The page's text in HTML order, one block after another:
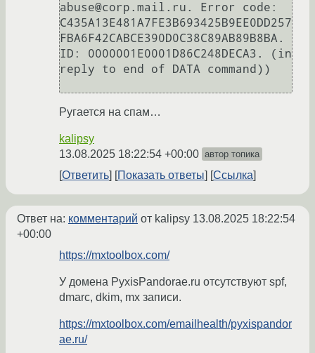
abuse@corp.mail.ru. Error code:
C435A13E481A7FE3B693425B9EE0DD257
FBA6F42CABCE390D0C38C89AB89B8BA.
ID: 0000001E0001D86C248DECA3. (in
reply to end of DATA command))
Ругается на спам…
kalipsy
13.08.2025 18:22:54 +00:00 автор топика
Ответить Показать ответы Ссылка
Ответ на: комментарий от kalipsy 13.08.2025 18:22:54
+00:00
https://mxtoolbox.com/
У домена PyxisPandorae.ru отсутствуют spf,
dmarc, dkim, mx записи.
https://mxtoolbox.com/emailhealth/pyxispandor
ae.ru/